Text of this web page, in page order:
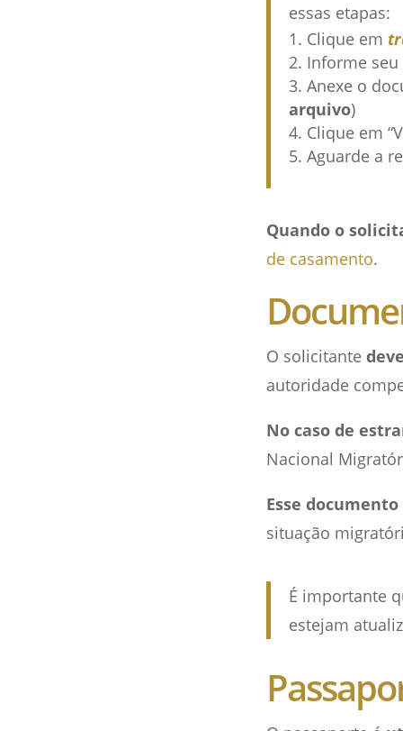
essas etapas:
Clique em
Informe
Anexe o
arquivo)
Clique em
Aguarde a
Quando o
de casamento.
O solicitante
autoridade
No caso de
Nacional
Esse
situação
É importante
estejam